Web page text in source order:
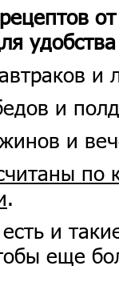
от
и
и
и
по
.
и
еще